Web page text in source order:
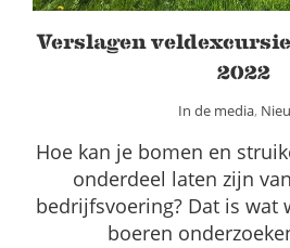
Verslagen
2022
In de media,
Hoe kan je bomen en
onderdeel laten zijn
bedrijfsvoering? Dat is wat
boeren